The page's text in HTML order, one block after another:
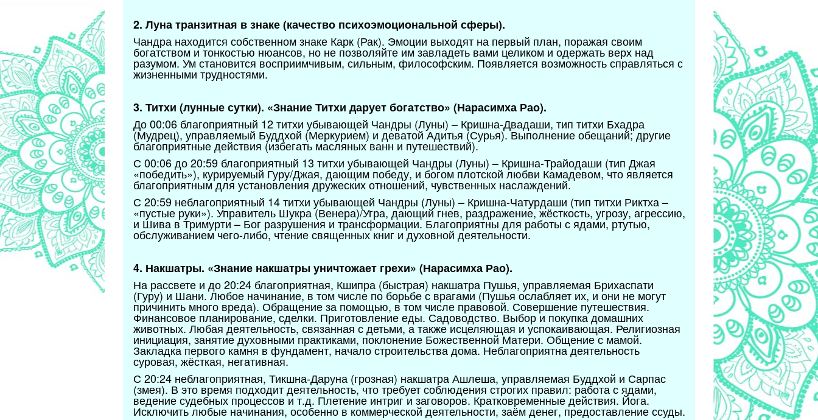
2. Луна транзитная в знаке (качество психоэмоциональной сферы).
Чандра находится собственном знаке Карк (Рак). Эмоции выходят на первый план, поражая своим
богатством и тонкостью нюансов, но не позволяйте им завладеть вами целиком и одержать верх над
разумом. Ум становится восприимчивым, сильным, философским. Появляется возможность справляться с
жизненными трудностями.
3. Титхи (лунные сутки). «Знание Титхи дарует богатство» (Нарасимха Рао).
До 00:06 благоприятный 12 титхи убывающей Чандры (Луны) – Кришна-Двадаши, тип титхи Бхадра
(Мудрец), управляемый Буддхой (Меркурием) и деватой Адитья (Сурья). Выполнение обещаний; другие
благоприятные действия (избегать масляных ванн и путешествий).
С 00:06 до 20:59 благоприятный 13 титхи убывающей Чандры (Луны) – Кришна-Трайодаши (тип Джая
«победить»), курируемый Гуру/Джая, дающим победу, и богом плотской любви Камадевом, что является
благоприятным для установления дружеских отношений, чувственных наслаждений.
С 20:59 неблагоприятный 14 титхи убывающей Чандры (Луны) – Кришна-Чатурдаши (тип титхи Риктха –
«пустые руки»). Управитель Шукра (Венера)/Угра, дающий гнев, раздражение, жёсткость, угрозу, агрессию,
и Шива в Тримурти – Бог разрушения и трансформации. Благоприятны для работы с ядами, ртутью,
обслуживанием чего-либо, чтение священных книг и духовной деятельности.
4. Накшатры. «Знание накшатры уничтожает грехи» (Нарасимха Рао).
На рассвете и до 20:24 благоприятная, Кшипра (быстрая) накшатра Пушья, управляемая Брихаспати
(Гуру) и Шани. Любое начинание, в том числе по борьбе с врагами (Пушья ослабляет их, и они не могут
причинить много вреда). Обращение за помощью, в том числе правовой. Совершение путешествия.
Финансовое планирование, сделки. Приготовление еды. Садоводство. Выбор и покупка домашних
животных. Любая деятельность, связанная с детьми, а также исцеляющая и успокаивающая. Религиозная
инициация, занятие духовными практиками, поклонение Божественной Матери. Общение с мамой.
Закладка первого камня в фундамент, начало строительства дома. Неблагоприятна деятельность
суровая, жёсткая, негативная.
С 20:24 неблагоприятная, Тикшна-Даруна (грозная) накшатра Ашлеша, управляемая Буддхой и Сарпас
(змея). В это время подходит деятельность, что требует соблюдения строгих правил: работа с ядами,
ведение судебных процессов и т.д. Плетение интриг и заговоров. Кратковременные действия. Йога.
Исключить любые начинания, особенно в коммерческой деятельности, заём денег, предоставление ссуды.